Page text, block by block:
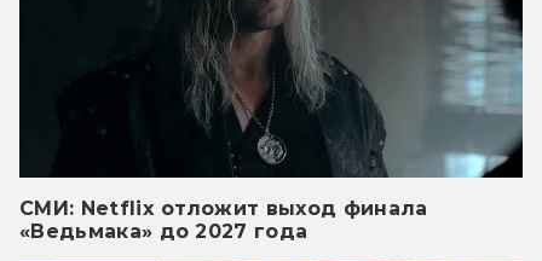
СМИ: Netflix отложит выход финала
«Ведьмака» до 2027 года